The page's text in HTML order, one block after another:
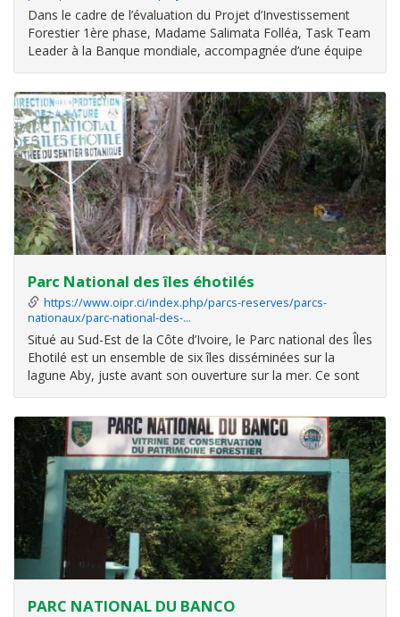
Dans le cadre de l’évaluation du Projet d’Investissement
Forestier 1ère phase, Madame Salimata Folléa, Task Team
Leader à la Banque mondiale, accompagnée d’une équipe
visite au Parc
Parc National des îles éhotilés
https://www.oipr.ci/index.php/parcs-reserves/parcs-
nationaux/parc-national-des-…
Situé au Sud-Est de la Côte d’Ivoire, le Parc national des Îles
Ehotilé est un ensemble de six îles disséminées sur la
lagune Aby, juste avant son ouverture sur la mer. Ce sont
hectares, non
PARC NATIONAL DU BANCO